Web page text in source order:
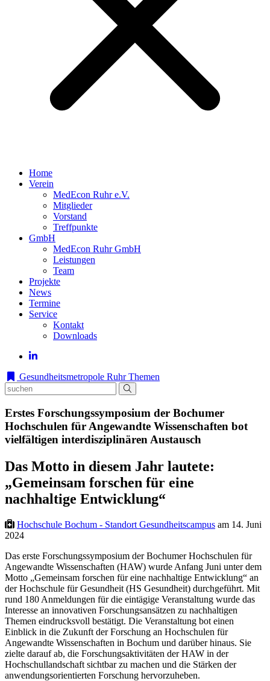
Home
Verein
MedEcon Ruhr e.V.
Mitglieder
Vorstand
Treffpunkte
GmbH
MedEcon Ruhr GmbH
Leistungen
Team
Projekte
News
Termine
Service
Kontakt
Downloads
Gesundheitsmetropole Ruhr Themen
Erstes Forschungssymposium der Bochumer
Hochschulen für Angewandte Wissenschaften bot
vielfältigen interdisziplinären Austausch
Das Motto in diesem Jahr lautete:
„Gemeinsam forschen für eine
nachhaltige Entwicklung“
Hochschule Bochum - Standort Gesundheitscampus am 14. Juni
2024
Das erste Forschungssymposium der Bochumer Hochschulen für
Angewandte Wissenschaften (HAW) wurde Anfang Juni unter dem
Motto „Gemeinsam forschen für eine nachhaltige Entwicklung“ an
der Hochschule für Gesundheit (HS Gesundheit) durchgeführt. Mit
rund 180 Anmeldungen für die eintägige Veranstaltung wurde das
Interesse an innovativen Forschungsansätzen zu nachhaltigen
Themen eindrucksvoll bestätigt. Die Veranstaltung bot einen
Einblick in die Zukunft der Forschung an Hochschulen für
Angewandte Wissenschaften in Bochum und darüber hinaus. Sie
zielte darauf ab, die Forschungsaktivitäten der HAW in der
Hochschullandschaft sichtbar zu machen und die Stärken der
anwendungsorientierten Forschung hervorzuheben.